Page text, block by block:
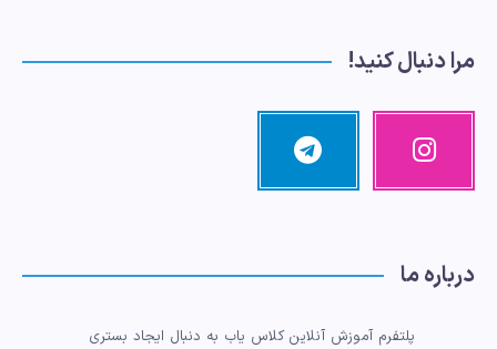
مرا دنبال کنید!
اینستاگرام تلگرام
کنید!
درباره ما
پلتفرم آموزش آنلاین کلاس یاب به دنبال ایجاد بستری